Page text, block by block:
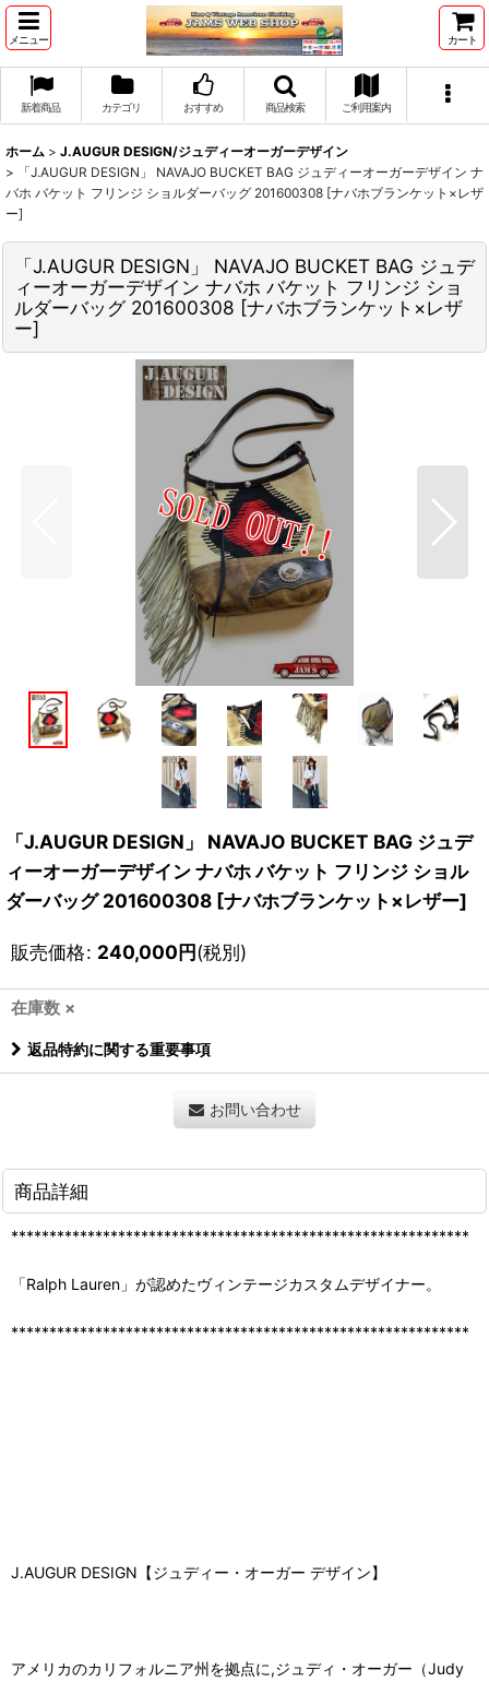
メニュー カート
新着商品 カテゴリ おすすめ 商品検索 ご利用案内
ホーム > J.AUGUR DESIGN/ジュディーオーガーデザイン
>
「J.AUGUR DESIGN」 NAVAJO BUCKET BAG ジュディーオーガーデザイン ナ
バホ バケット フリンジ ショルダーバッグ 201600308 [ナバホブランケット×レザ
ー]
「J.AUGUR DESIGN」 NAVAJO BUCKET BAG ジュデ
ィーオーガーデザイン ナバホ バケット フリンジ ショ
ルダーバッグ 201600308 [ナバホブランケット×レザ
ー]
「J.AUGUR DESIGN」 NAVAJO BUCKET BAG ジュデ
ィーオーガーデザイン ナバホ バケット フリンジ ショル
ダーバッグ 201600308 [ナバホブランケット×レザー]
販売価格: 240,000円(税別)
在庫数 ×
返品特約に関する重要事項
お問い合わせ
商品詳細
************************************************************
「Ralph Lauren」が認めたヴィンテージカスタムデザイナー。
************************************************************
J.AUGUR DESIGN【ジュディー・オーガー デザイン】
アメリカのカリフォルニア州を拠点に,ジュディ・オーガー（Judy